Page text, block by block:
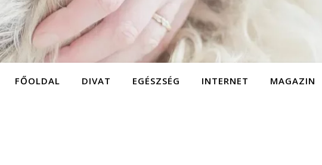
FŐOLDAL DIVAT EGÉSZSÉG INTERNET MAGAZIN